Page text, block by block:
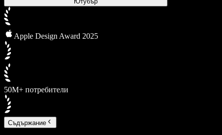
Apple Design Award 2025
50M+ потребители
Съдържание